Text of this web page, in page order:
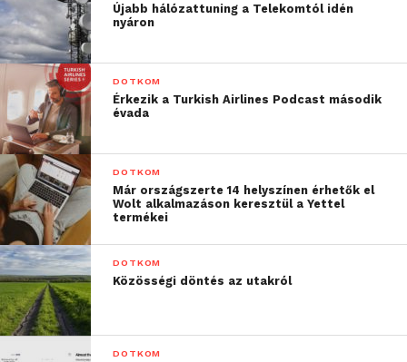
Újabb hálózattuning a Telekomtól idén
nyáron
DOTKOM
Érkezik a Turkish Airlines Podcast második
évada
DOTKOM
Már országszerte 14 helyszínen érhetők el
Wolt alkalmazáson keresztül a Yettel
termékei
DOTKOM
Közösségi döntés az utakról
DOTKOM